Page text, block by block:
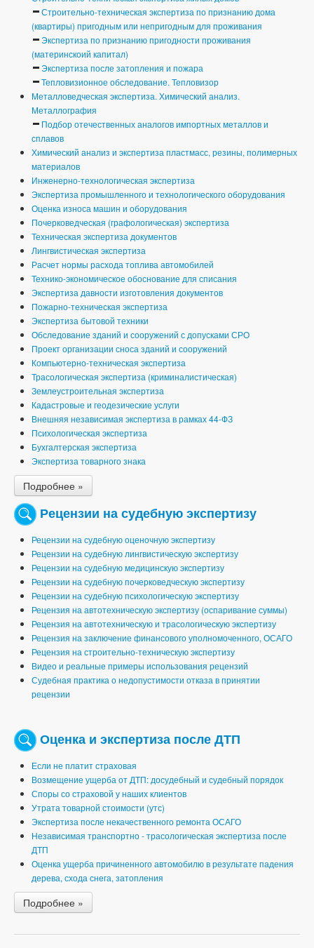
Строительно-техническая экспертиза по признанию дома
(квартиры) пригодным или непригодным для проживания
Экспертиза по признанию пригодности проживания
(материнскоий капитал)
Экспертиза после затопления и пожара
Тепловизионное обследование. Тепловизор
Металловедческая экспертиза. Химический анализ.
Металлография
Подбор отечественных аналогов импортных металлов и
сплавов
Химический анализ и экспертиза пластмасс, резины, полимерных
материалов
Инженерно-технологическая экспертиза
Экспертиза промышленного и технологического оборудования
Оценка износа машин и оборудования
Почерковедческая (графологическая) экспертиза
Техническая экспертиза документов
Лингвистическая экспертиза
Расчет нормы расхода топлива автомобилей
Технико-экономическое обоснование для списания
Экспертиза давности изготовления документов
Пожарно-техническая экспертиза
Экспертиза бытовой техники
Обследование зданий и сооружений с допусками СРО
Проект организации сноса зданий и сооружений
Компьютерно-техническая экспертиза
Трасологическая экспертиза (криминалистическая)
Землеустроительная экспертиза
Кадастровые и геодезические услуги
Внешняя независимая экспертиза в рамках 44-ФЗ
Психологическая экспертиза
Бухгалтерская экспертиза
Экспертиза товарного знака
Подробнее »
Рецензии на судебную экспертизу
Рецензии на судебную оценочную экспертизу
Рецензии на судебную лингвистическую экспертизу
Рецензии на судебную медицинскую экспертизу
Рецензии на судебную почерковедческую экспертизу
Рецензии на судебную психологическую экспертизу
Рецензия на автотехническую экспертизу (оспаривание суммы)
Рецензия на автотехническую и трасологическую экспертизу
Рецензия на заключение финансового уполномоченного, ОСАГО
Рецензия на строительно-техническую экспертизу
Видео и реальные примеры использования рецензий
Судебная практика о недопустимости отказа в принятии
рецензии
Оценка и экспертиза после ДТП
Если не платит страховая
Возмещение ущерба от ДТП: досудебный и судебный порядок
Споры со страховой у наших клиентов
Утрата товарной стоимости (утс)
Экспертиза после некачественного ремонта ОСАГО
Независимая транспортно - трасологическая экспертиза после
ДТП
Оценка ущерба причиненного автомобилю в результате падения
дерева, схода снега, затопления
Подробнее »